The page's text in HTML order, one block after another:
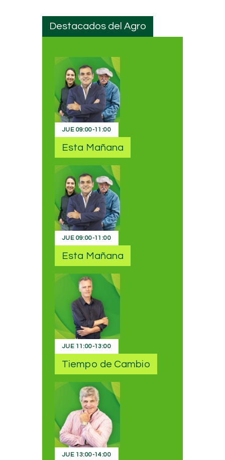
Destacados del Agro
JUE 09:00-11:00
Esta Mañana
JUE 09:00-11:00
Esta Mañana
JUE 11:00-13:00
Tiempo de Cambio
JUE 13:00-14:00